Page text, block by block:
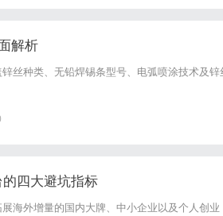
解析
丝种类、无铅焊锡条型号、电弧喷涂技术及锌
四大避坑指标
海外增量的国内大牌、中小企业以及个人创业